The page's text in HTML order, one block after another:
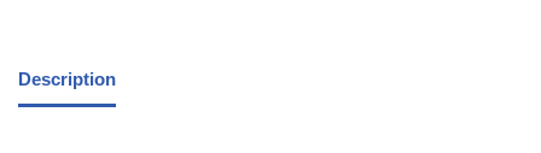
Description